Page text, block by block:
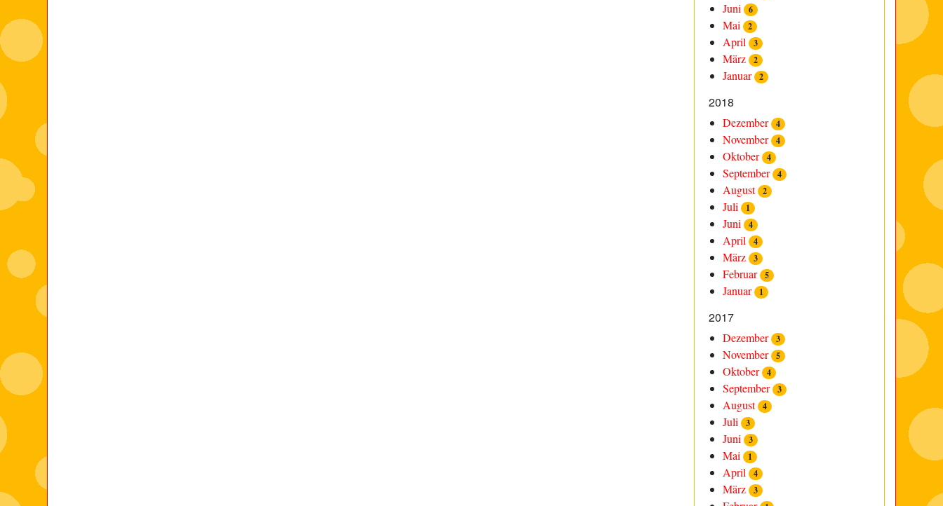
Juni 6
Mai 2
April 3
März 2
Januar 2
2018
Dezember 4
November 4
Oktober 4
September 4
August 2
Juli 1
Juni 4
April 4
März 3
Februar 5
Januar 1
2017
Dezember 3
November 5
Oktober 4
September 3
August 4
Juli 3
Juni 3
Mai 1
April 4
März 3